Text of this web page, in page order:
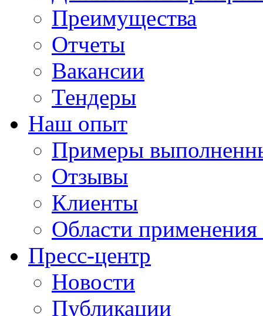
Преимущества
Отчеты
Вакансии
Тендеры
Наш опыт
Примеры
Отзывы
Клиенты
Области
Пресс-центр
Новости
Публикации